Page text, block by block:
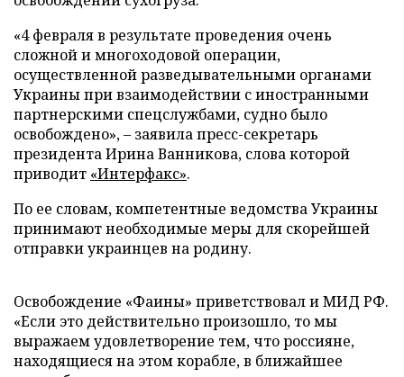
«4 февраля в результате проведения очень
сложной и многоходовой операции,
осуществленной разведывательными органами
Украины при взаимодействии с иностранными
партнерскими спецслужбами, судно было
освобождено», – заявила пресс-секретарь
президента Ирина Ванникова, слова которой
приводит «Интерфакс».
По ее словам, компетентные ведомства Украины
принимают необходимые меры для скорейшей
отправки украинцев на родину.
Освобождение «Фаины» приветствовал и МИД РФ.
«Если это действительно произошло, то мы
выражаем удовлетворение тем, что россияне,
находящиеся на этом корабле, в ближайшее